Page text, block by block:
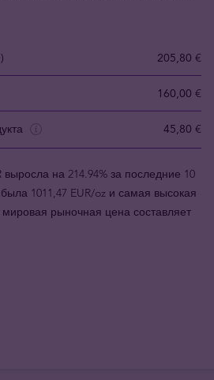
205,80 €
160,00 €
45,80 €
выросла на 214.94% за последние 10
1011,47 EUR/oz и самая высокая
рыночная цена составляет